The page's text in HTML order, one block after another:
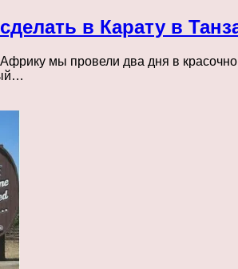
в Карату в
мы провели два дня в